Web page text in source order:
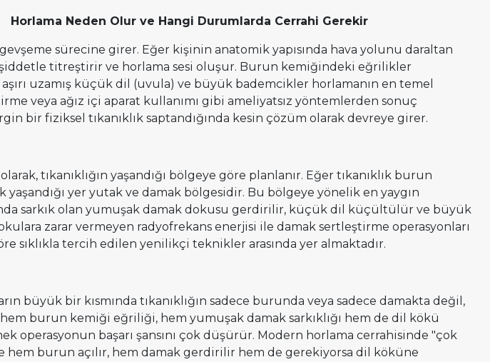
Horlama Neden Olur ve Hangi Durumlarda Cerrahi Gerekir
sürecine girer. Eğer kişinin anatomik yapısında hava yolunu daraltan
şiddetle titreştirir ve horlama sesi oluşur. Burun kemiğindeki eğrilikler
uzamış küçük dil (uvula) ve büyük bademcikler horlamanın en temel
veya ağız içi aparat kullanımı gibi ameliyatsız yöntemlerden sonuç
bir fiziksel tıkanıklık saptandığında kesin çözüm olarak devreye girer.
tıkanıklığın yaşandığı bölgeye göre planlanır. Eğer tıkanıklık burun
yer yutak ve damak bölgesidir. Bu bölgeye yönelik en yaygın
sarkık olan yumuşak damak dokusu gerdirilir, küçük dil küçültülür ve büyük
zarar vermeyen radyofrekans enerjisi ile damak sertleştirme operasyonları
sıklıkla tercih edilen yenilikçi teknikler arasında yer almaktadır.
büyük bir kısmında tıkanıklığın sadece burunda veya sadece damakta değil,
burun kemiği eğriliği, hem yumuşak damak sarkıklığı hem de dil kökü
başarı şansını çok düşürür. Modern horlama cerrahisinde "çok
burun açılır, hem damak gerdirilir hem de gerekiyorsa dil köküne